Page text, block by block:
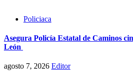
Policiaca
Asegura Policía Estatal de Caminos
León
agosto 7, 2026 Editor